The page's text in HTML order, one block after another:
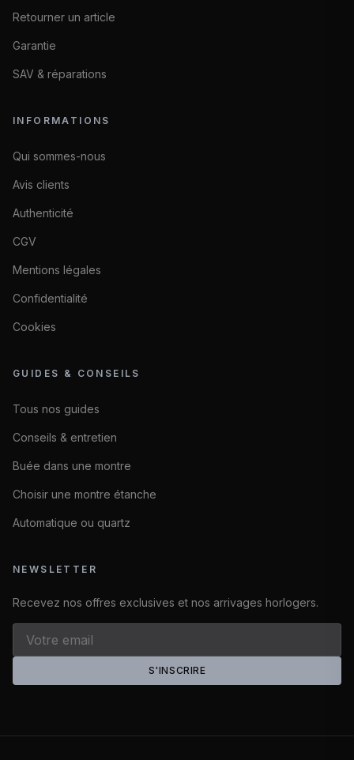
Retourner un article
Garantie
SAV & réparations
INFORMATIONS
Qui sommes-nous
Avis clients
Authenticité
CGV
Mentions légales
Confidentialité
Cookies
GUIDES & CONSEILS
Tous nos guides
Conseils & entretien
Buée dans une montre
Choisir une montre étanche
Automatique ou quartz
NEWSLETTER
Recevez nos offres exclusives et nos arrivages horlogers.
S'INSCRIRE